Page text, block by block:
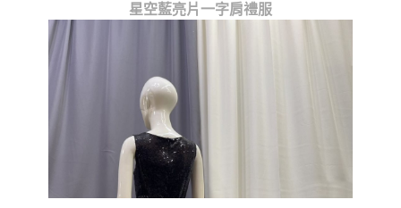
星空藍亮片一字肩禮服